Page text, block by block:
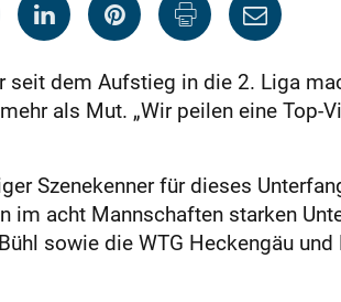
seit dem Aufstieg in die 2. Liga
als Mut. „Wir peilen eine Top-
Szenekenner für dieses
im acht Mannschaften starken
sowie die WTG Heckengäu